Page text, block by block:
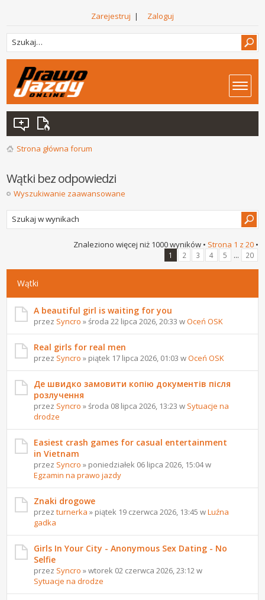
Zarejestruj | Zaloguj
Strona główna forum
Wątki bez odpowiedzi
Wyszukiwanie zaawansowane
Znaleziono więcej niż 1000 wyników • Strona 1 z 20•
1 2 3 4 5 ... 20
Wątki
A beautiful girl is waiting for you
przez Syncro » środa 22 lipca 2026, 20:33 wOceń OSK
Real girls for real men
przez Syncro » piątek 17 lipca 2026, 01:03 wOceń OSK
Де швидко замовити копію документів після
розлучення
przez Syncro » środa 08 lipca 2026, 13:23 w Sytuacje na
drodze
Easiest crash games for casual entertainment
in Vietnam
przez Syncro » poniedziałek 06 lipca 2026, 15:04 w
Egzamin na prawo jazdy
Znaki drogowe
przezturnerka » piątek 19 czerwca 2026, 13:45 wLuźna
gadka
Girls In Your City - Anonymous Sex Dating - No
Selfie
przez Syncro » wtorek 02 czerwca 2026, 23:12 w
Sytuacje na drodze